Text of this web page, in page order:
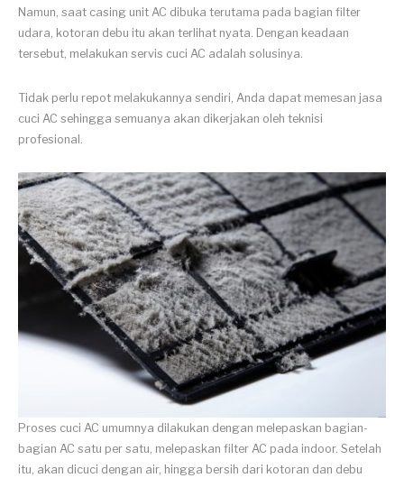
Namun, saat casing unit AC dibuka terutama pada bagian filter
udara, kotoran debu itu akan terlihat nyata. Dengan keadaan
tersebut, melakukan servis cuci AC adalah solusinya.
Tidak perlu repot melakukannya sendiri, Anda dapat memesan jasa
cuci AC sehingga semuanya akan dikerjakan oleh teknisi
profesional.
Proses cuci AC umumnya dilakukan dengan melepaskan bagian-
bagian AC satu per satu, melepaskan filter AC pada indoor. Setelah
itu, akan dicuci dengan air, hingga bersih dari kotoran dan debu